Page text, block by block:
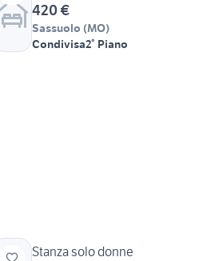
420 €
Sassuolo (MO)
Condivisa2° Piano
Stanza solo donne